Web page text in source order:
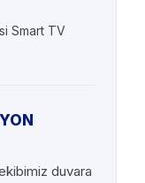
Smart TV
duvara